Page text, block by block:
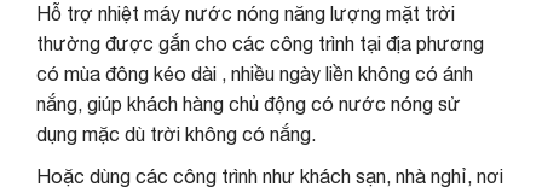
Hỗ trợ nhiệt máy nước nóng năng lượng mặt trời
thường được gắn cho các công trình tại địa phương
có mùa đông kéo dài , nhiều ngày liền không có ánh
nắng, giúp khách hàng chủ động có nước nóng sử
dụng mặc dù trời không có nắng.
Hoặc dùng các công trình như khách sạn, nhà nghỉ, nơi